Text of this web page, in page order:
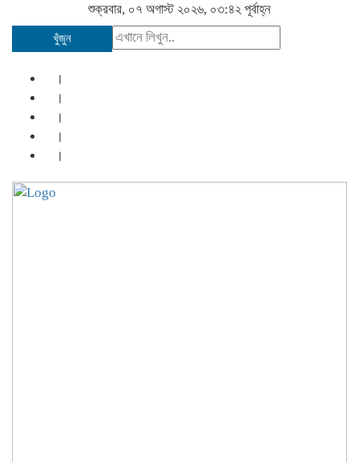
শুক্রবার, ০৭ অগাস্ট ২০২৬, ০৩:৪২ পূর্বাহ্ন
খুঁজুন